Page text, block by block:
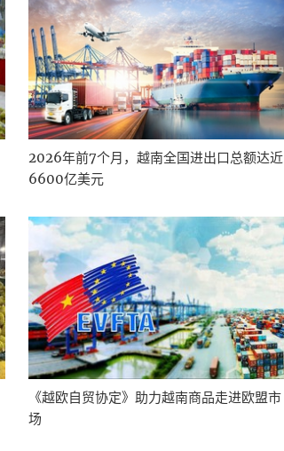
2026年前7个月，越南全国进出口总额达近
6600亿美元
《越欧自贸协定》助力越南商品走进欧盟市
场